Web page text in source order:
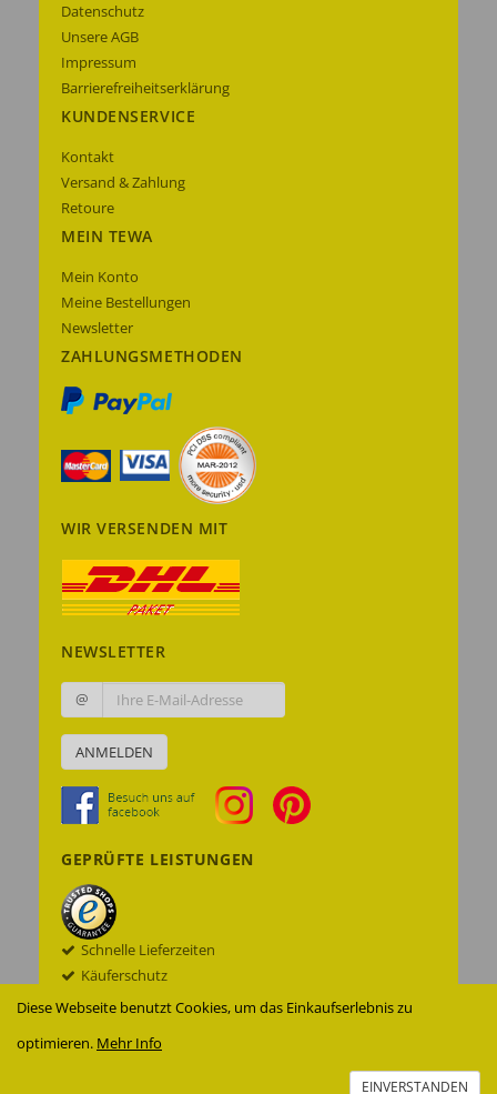
Diese Webseite benutzt Cookies, um das Einkaufserlebnis zu
optimieren. Mehr Info
EINVERSTANDEN
Datenschutz
Unsere AGB
Impressum
Barrierefreiheitserklärung
KUNDENSERVICE
Kontakt
Versand & Zahlung
Retoure
MEIN TEWA
Mein Konto
Meine Bestellungen
Newsletter
ZAHLUNGSMETHODEN
WIR VERSENDEN MIT
NEWSLETTER
@
ANMELDEN
GEPRÜFTE LEISTUNGEN
Schnelle Lieferzeiten
Käuferschutz
Datenschutz
Verschlüsselung